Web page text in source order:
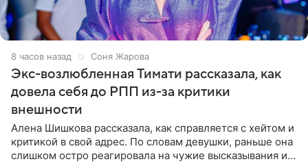
8 часов назад Соня Жарова
Экс-возлюбленная Тимати рассказала, как
довела себя до РПП из-за критики
внешности
Алена Шишкова рассказала, как справляется с хейтом и
критикой в свой адрес. По словам девушки, раньше она
слишком остро реагировала на чужие высказывания и